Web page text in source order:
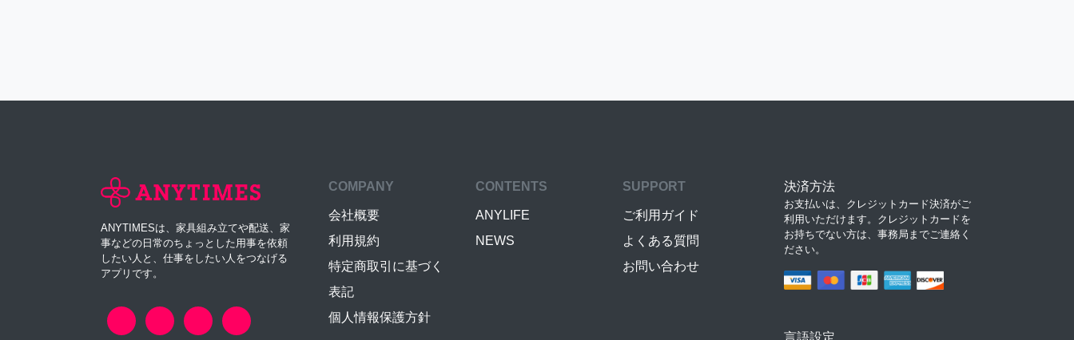
ANYTIMESは、家具組み立てや配送、家
事などの日常のちょっとした用事を依頼
したい人と、仕事をしたい人をつなげる
アプリです。
COMPANY
会社概要
利用規約
特定商取引に基づく
表記
個人情報保護方針
CONTENTS
ANYLIFE
NEWS
SUPPORT
ご利用ガイド
よくある質問
お問い合わせ
決済方法
お支払いは、クレジットカード決済がご
利用いただけます。クレジットカードを
お持ちでない方は、事務局までご連絡く
ださい。
言語設定